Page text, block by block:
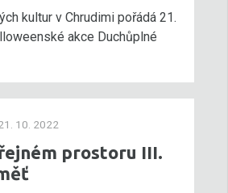
kultur v Chrudimi pořádá 21.
akce Duchůplné
10. 2022
prostoru III.